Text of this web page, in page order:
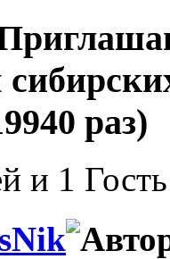
раз)
и 1